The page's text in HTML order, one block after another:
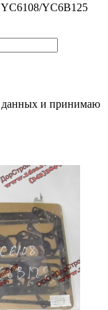
YC6108/YC6B125
данных и принимаю